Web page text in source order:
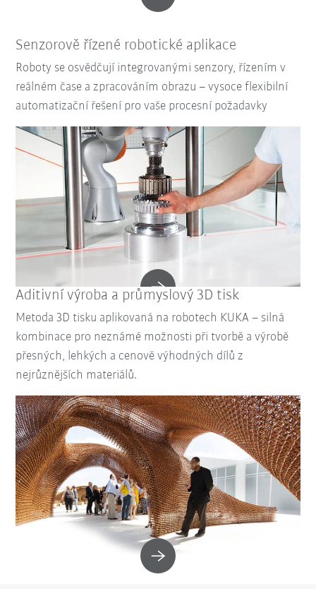
Senzorově řízené robotické aplikace
Roboty se osvědčují integrovanými senzory, řízením v
reálném čase a zpracováním obrazu – vysoce flexibilní
automatizační řešení pro vaše procesní požadavky
Aditivní výroba a průmyslový 3D tisk
Metoda 3D tisku aplikovaná na robotech KUKA – silná
kombinace pro neznámé možnosti při tvorbě a výrobě
přesných, lehkých a cenově výhodných dílů z
nejrůznějších materiálů.